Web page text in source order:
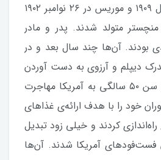
ریچارد در ۱۶ فوریه سال ۱۹۰۹ و موریس در ۲۶ نوامبر ۱۹۰۲
منچستر متولد شدند. پدر و مادر
بودند. آن‌ها چند سال بعد و در
دهه‌ی ۱۹۳۰ با مدرک دیپلم و آرزوی به دست آوردن
۱ میلیون دلار تا قبل از سن ۵۰ سالگی به آمریکا مهاجرت
خود را با هدف ارائه‌ی غذاهای
کردند و خیلی زود تبدیل
فست‌فودهای آمریکا شدند. آن‌ها